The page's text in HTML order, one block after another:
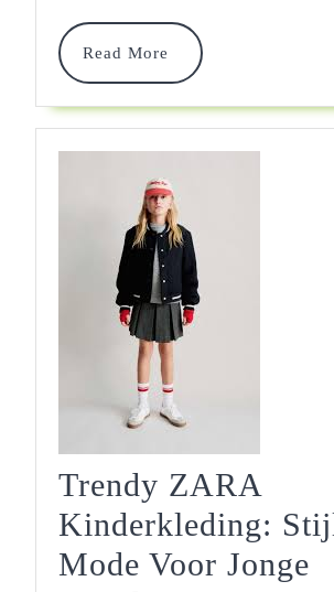
Read More
Read
More
Trendy ZARA
Kinderkleding:
Mode Voor Jonge